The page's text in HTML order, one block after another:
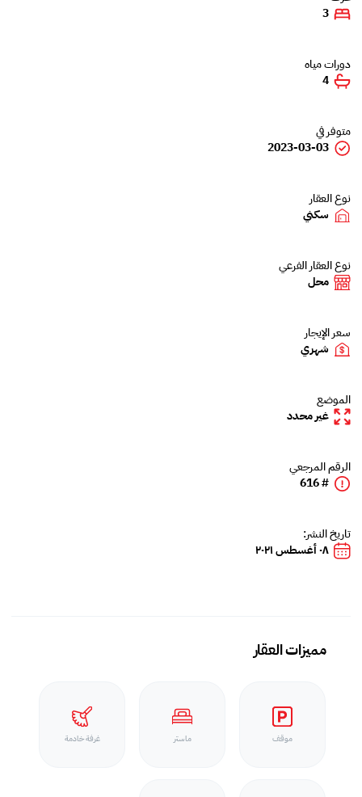
3
دورات مياه
4
متوفر في
2023-03-03
نوع العقار
سكني
نوع العقار الفرعي
محل
سعر الإيجار
شهري
الموضع
غير محدد
الرقم المرجعي
# 616
تاريخ النشر:
٠٨ أغسطس ٢٠٢١
مميزات العقار
موقف ماستر غرفة خادمة